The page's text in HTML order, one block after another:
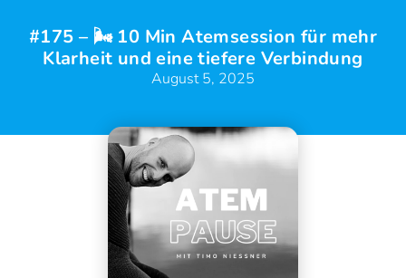
#175 – 🌬️ 10 Min Atemsession für mehr
Klarheit und eine tiefere Verbindung
August 5, 2025